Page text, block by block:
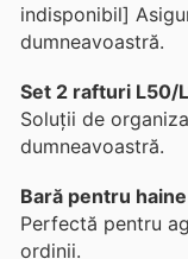
indisponibil]
dumneavoastră.
Set 2 rafturi L50/
Soluții de
dumneavoastră.
Bară pentru
Perfectă pentru
ordinii.